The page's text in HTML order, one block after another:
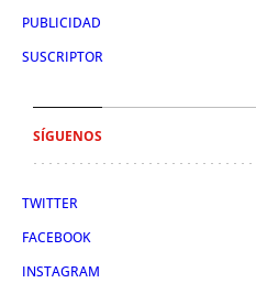
PUBLICIDAD
SUSCRIPTOR
SÍGUENOS
TWITTER
FACEBOOK
INSTAGRAM